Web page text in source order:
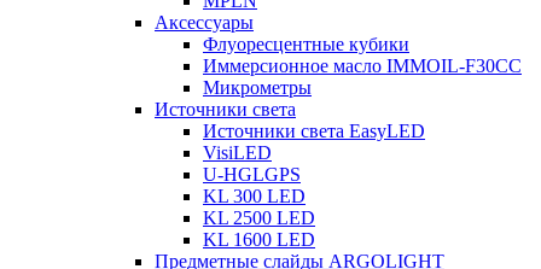
Аксессуары
Флуоресцентные кубики
Иммерсионное масло IMMOIL-F30CC
Микрометры
Источники света
Источники света EasyLED
VisiLED
U-HGLGPS
KL 300 LED
KL 2500 LED
KL 1600 LED
Предметные слайды ARGOLIGHT